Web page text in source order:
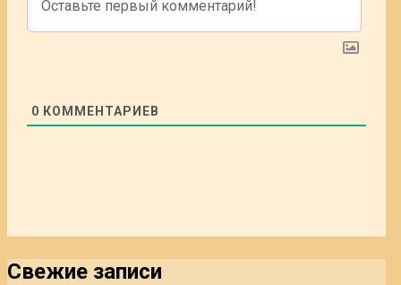
0 КОММЕНТАРИЕВ
Свежие записи